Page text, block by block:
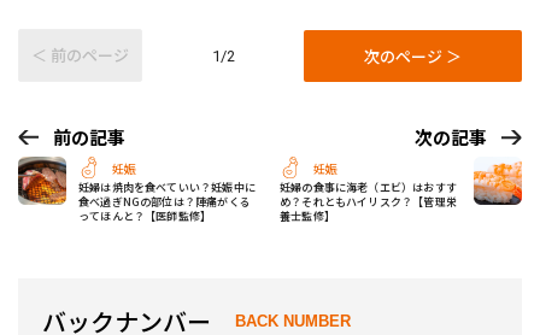
＜ 前のページ 1/2 次のページ ＞
前の記事
妊娠
妊婦は焼肉を食べていい？妊娠中に
食べ過ぎNGの部位は？陣痛がくる
ってほんと？【医師監修】
次の記事
妊娠
妊婦の食事に海老（エビ）はおすす
め？それともハイリスク？【管理栄
養士監修】
バックナンバー BACK NUMBER